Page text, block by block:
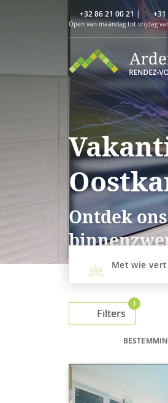
+32 86 21 00 21 | +31
Open van maandag tot vrijdag
Ontdek
Met wie
Filters
1